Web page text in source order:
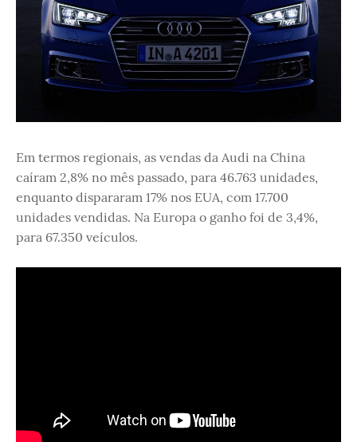
Em termos regionais, as vendas da Audi na China
caíram 2,8% no mês passado, para 46.763 unidades,
enquanto dispararam 17% nos EUA, com 17.700
unidades vendidas. Na Europa o ganho foi de 3,4%,
para 67.350 veículos.